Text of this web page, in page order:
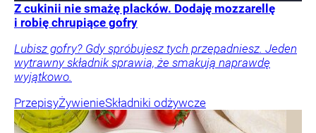
Z cukinii nie smażę placków. Dodaję mozzarellę
i robię chrupiące gofry
Lubisz gofry? Gdy spróbujesz tych przepadniesz. Jeden
wytrawny składnik sprawia, że smakują naprawdę
wyjątkowo.
PrzepisyŻywienieSkładniki odżywcze